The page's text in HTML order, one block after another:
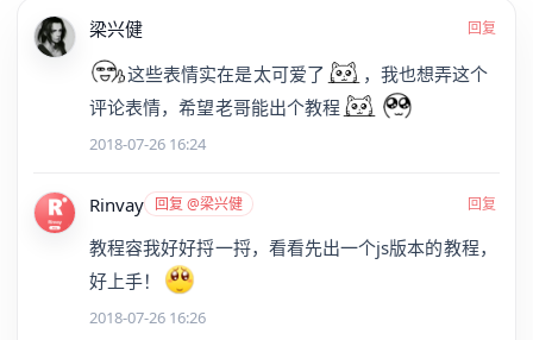
梁兴健 回复
这些表情实在是太可爱了
，我也想弄这个
评论表情，希望老哥能出个教程
2018-07-26 16:24
Rinvay 回复 @梁兴健 回复
教程容我好好捋一捋，看看先出一个js版本的教程，
好上手！
2018-07-26 16:26